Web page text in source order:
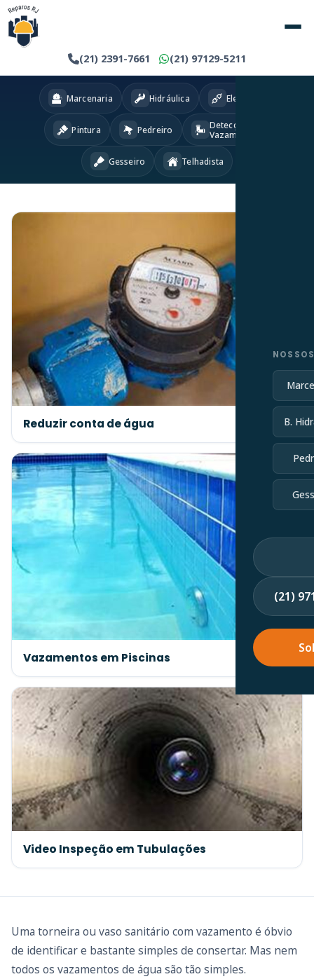
(21) 2391-7661 (21) 97129-5211
B.
(21)
Marcenaria Hidráulica Eletricista
Pintura Pedreiro
Detecção
Vazamentos
Gesseiro Telhadista
Reduzir conta de água
Vazamentos em Piscinas
Video Inspeção em Tubulações
Uma torneira ou vaso sanitário com vazamento é óbvio
de identificar e bastante simples de consertar. Mas nem
todos os vazamentos de água são tão simples.